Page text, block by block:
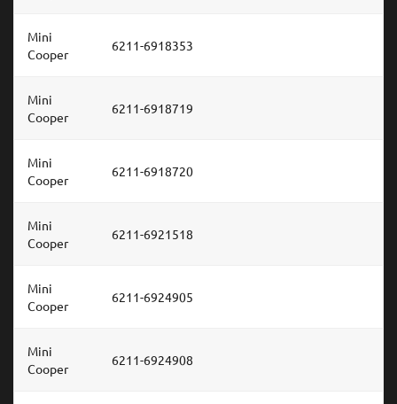
Mini
Cooper
6211-6918353
Mini
Cooper
6211-6918719
Mini
Cooper
6211-6918720
Mini
Cooper
6211-6921518
Mini
Cooper
6211-6924905
Mini
Cooper
6211-6924908